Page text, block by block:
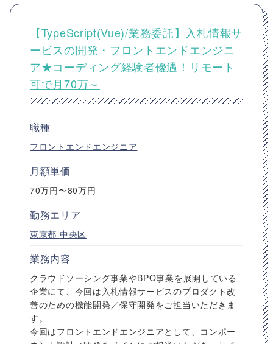
【TypeScript(Vue)/業務委託】入札情報サ
ービスの開発・フロントエンドエンジニ
ア★コーディング経験者優遇！リモート
可で月70万～
職種
フロントエンドエンジニア
月額単価
70万円〜80万円
勤務エリア
東京都 中央区
業務内容
クラウドソーシング事業やBPO事業を展開している
企業にて、今回は入札情報サービスのプロダクト改
善のための機能開発／保守開発をご担当いただきま
す。
今回はフロントエンドエンジニアとして、コンポー